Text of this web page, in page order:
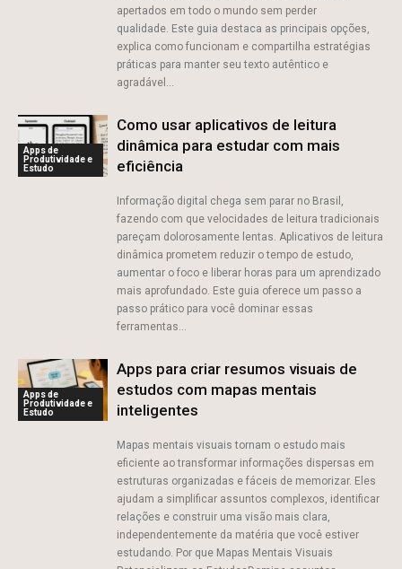
apertados em todo o mundo sem perder
qualidade. Este guia destaca as principais opções,
explica como funcionam e compartilha estratégias
práticas para manter seu texto autêntico e
agradável...
Apps de
Produtividade e
Estudo
Como usar aplicativos de leitura
dinâmica para estudar com mais
eficiência
Informação digital chega sem parar no Brasil,
fazendo com que velocidades de leitura tradicionais
pareçam dolorosamente lentas. Aplicativos de leitura
dinâmica prometem reduzir o tempo de estudo,
aumentar o foco e liberar horas para um aprendizado
mais aprofundado. Este guia oferece um passo a
passo prático para você dominar essas
ferramentas...
Apps de
Produtividade e
Estudo
Apps para criar resumos visuais de
estudos com mapas mentais
inteligentes
Mapas mentais visuais tornam o estudo mais
eficiente ao transformar informações dispersas em
estruturas organizadas e fáceis de memorizar. Eles
ajudam a simplificar assuntos complexos, identificar
relações e construir uma visão mais clara,
independentemente da matéria que você estiver
estudando. Por que Mapas Mentais Visuais